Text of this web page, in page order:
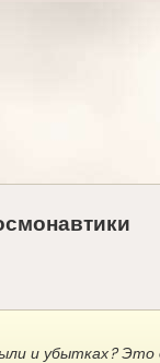
и убытках? Это